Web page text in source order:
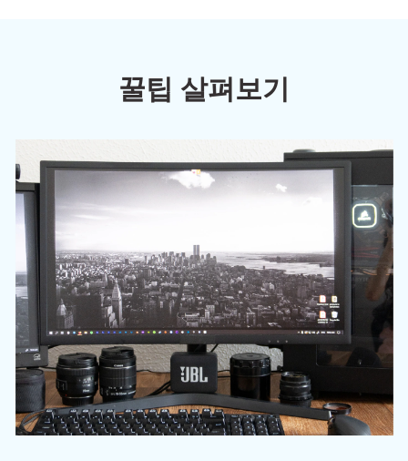
꿀팁 살펴보기